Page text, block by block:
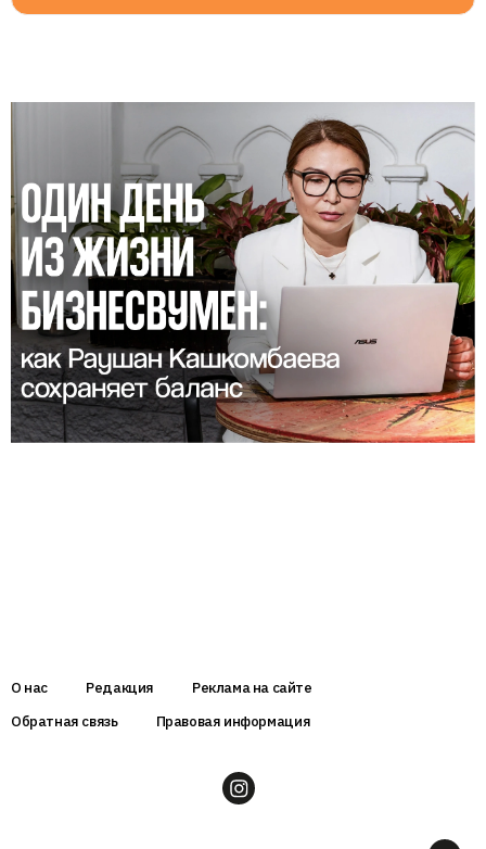
О нас Редакция
Реклама на сайте
Обратная связь
Правовая информация